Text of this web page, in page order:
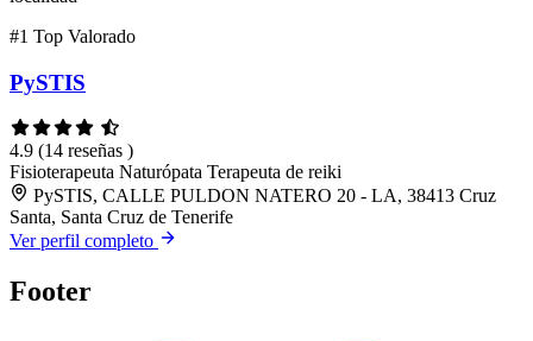
#1 Top Valorado
PySTIS
4.9 (14 reseñas )
Fisioterapeuta Naturópata Terapeuta de reiki
PySTIS, CALLE PULDON NATERO 20 - LA, 38413 Cruz
Santa, Santa Cruz de Tenerife
Ver perfil completo
Footer